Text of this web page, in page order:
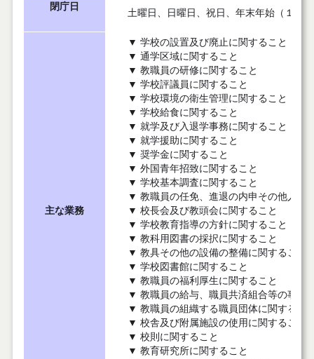
閉庁日
土曜日、日曜日、祝日、年末年始（１２
主な業務
▼ 学校の設置及び廃止に関すること
▼ 通学区域に関すること
▼ 教職員の研修に関すること
▼ 学校評議員に関すること
▼ 学校環境の衛生管理に関すること
▼ 学校給食に関すること
▼ 就学及び入退学事務に関すること
▼ 就学援助に関すること
▼ 奨学金に関すること
▼ 外国青年招致に関すること
▼ 学校基本調査に関すること
▼ 教職員の任免、進退の内申その他人事
▼ 校長会及び教頭会に関すること
▼ 学校教育指導の方針に関すること
▼ 教科用図書の採択に関すること
▼ 教具その他の設備の整備に関すること
▼ 学校図書館に関すること
▼ 教職員の福利厚生に関すること
▼ 教職員の給与、職員共済組合等の事務
▼ 教職員の組織する職員団体に関するこ
▼ 校舎及び附属施設の使用に関すること
▼ 校則に関すること
▼ 教育研究所に関すること